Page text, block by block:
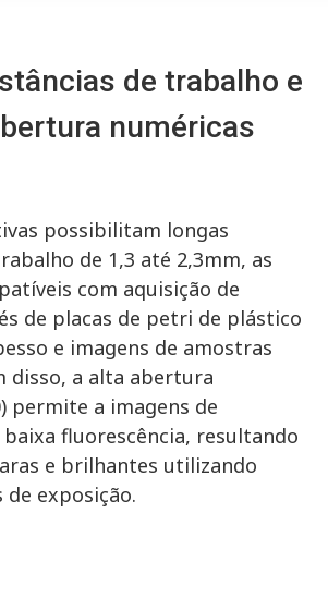
de trabalho e
numéricas
possibilitam longas
de 1,3 até 2,3mm, as
com aquisição de
de placas de petri de plástico
e imagens de amostras
disso, a alta abertura
permite a imagens de
fluorescência, resultando
e brilhantes utilizando
exposição.